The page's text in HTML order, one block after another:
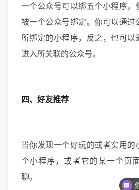
一个公众号可以绑五个小程序，
被一个公众号绑定。你可以通过
所绑定的小程序，反之，也可以
进入所关联的公众号。
四、好友推荐
当你发现一个好玩的或者实用的
个小程序，或者它的某一个页
聊。